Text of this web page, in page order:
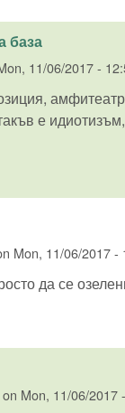
база
11/06/2017 -
е
Mon, 11/06/2017 -
да се
on Mon, 11/06/2017